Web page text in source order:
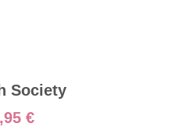
Society
€